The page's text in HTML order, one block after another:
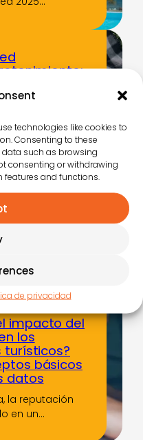
technologies like cookies to
Consenting to these
such as browsing
consenting or withdrawing
features and functions.
de privacidad
de 2025
datos del
la
en
impacto del
los
turísticos?
básicos
datos
la reputación
en un…